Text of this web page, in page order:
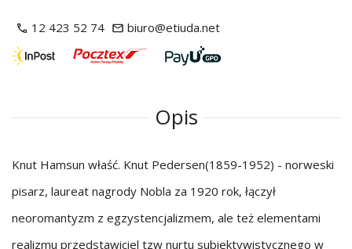
12 423 52 74 biuro@etiuda.net
Opis
Knut Hamsun właść. Knut Pedersen(1859-1952) - norweski
pisarz, laureat nagrody Nobla za 1920 rok, łączył
neoromantyzm z egzystencjalizmem, ale też elementami
realizmu przedstawiciel tzw nurtu subiektywistycznego w